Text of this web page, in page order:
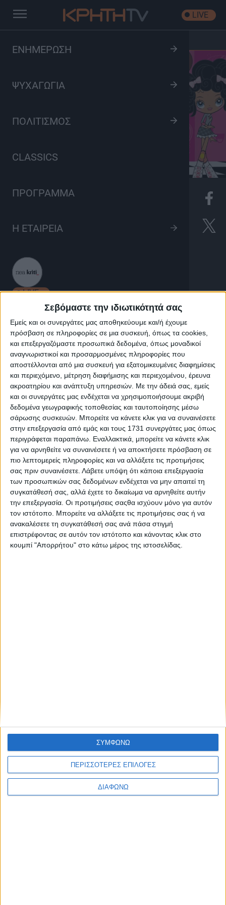
Σεβόμαστε την ιδιωτικότητά σας
Εμείς και οι συνεργάτες μας αποθηκεύουμε και/ή έχουμε
πρόσβαση σε πληροφορίες σε μια συσκευή, όπως τα cookies,
και επεξεργαζόμαστε προσωπικά δεδομένα, όπως μοναδικοί
αναγνωριστικοί και προσαρμοσμένες πληροφορίες που
αποστέλλονται από μια συσκευή για εξατομικευμένες διαφημίσεις
και περιεχόμενο, μέτρηση διαφήμισης και περιεχομένου, έρευνα
ακροατηρίου και ανάπτυξη υπηρεσιών. Με την άδειά σας, εμείς
και οι συνεργάτες μας ενδέχεται να χρησιμοποιήσουμε ακριβή
δεδομένα γεωγραφικής τοποθεσίας και ταυτοποίησης μέσω
σάρωσης συσκευών. Μπορείτε να κάνετε κλικ για να συναινέσετε
στην επεξεργασία από εμάς και τους 1731 συνεργάτες μας όπως
περιγράφεται παραπάνω. Εναλλακτικά, μπορείτε να κάνετε κλικ
για να αρνηθείτε να συναινέσετε ή να αποκτήσετε πρόσβαση σε
πιο λεπτομερείς πληροφορίες και να αλλάξετε τις προτιμήσεις
σας πριν συναινέσετε. Λάβετε υπόψη ότι κάποια επεξεργασία
των προσωπικών σας δεδομένων ενδέχεται να μην απαιτεί τη
συγκατάθεσή σας, αλλά έχετε το δικαίωμα να αρνηθείτε αυτήν
την επεξεργασία. Οι προτιμήσεις σαςθα ισχύουν μόνο για αυτόν
τον ιστότοπο. Μπορείτε να αλλάξετε τις προτιμήσεις σας ή να
ανακαλέσετε τη συγκατάθεσή σας ανά πάσα στιγμή
επιστρέφοντας σε αυτόν τον ιστότοπο και κάνοντας κλικ στο
κουμπί "Απορρήτου" στο κάτω μέρος της ιστοσελίδας.
ΠΕΡΙΣΣΟΤΕΡΕΣ ΕΠΙΛΟΓΕΣ
ΔΙΑΦΩΝΩ
ΣΥΜΦΩΝΩ
ΕΝΗΜΕΡΩΣΗ
ΨΥΧΑΓΩΓΙΑ
ΠΟΛΙΤΙΣΜΟΣ
CLASSICS
ΠΡΟΓΡΑΜΜΑ
Η ΕΤΑΙΡΕΙΑ
LIVE
LIVE
K Παιδικό Πρόγραμμα, Ψυχαγωγία
Kuu Kuu Harajuku
Kuu Kuu Harajuku
Η σειρά ακολουθεί μια έφηβη κοπέλα, βασισμένη στην
Gwen Stefani, με το παρατσούκλι G, και τις φίλες της
Love, Angel, Music και Baby, καθώς δημιουργούν το
ανερχόμενο συγκρότημα HJ5